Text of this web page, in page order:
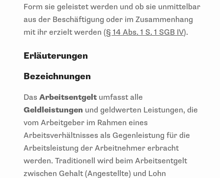
Form sie geleistet werden und ob sie unmittelbar
aus der Beschäftigung oder im Zusammenhang
mit ihr erzielt werden (§ 14 Abs. 1 S. 1 SGB IV).
Erläuterungen
Bezeichnungen
Das Arbeitsentgelt umfasst alle
Geldleistungen und geldwerten Leistungen, die
vom Arbeitgeber im Rahmen eines
Arbeitsverhältnisses als Gegenleistung für die
Arbeitsleistung der Arbeitnehmer erbracht
werden. Traditionell wird beim Arbeitsentgelt
zwischen Gehalt (Angestellte) und Lohn